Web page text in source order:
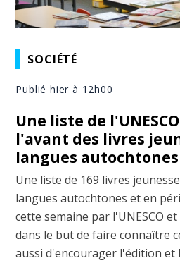
SOCIÉTÉ
Publié hier à 12h00
Une liste de
l'avant des livres
langues autochtones
Une liste de 169 livres
langues autochtones et en
cette semaine par l'UNESCO
dans le but de faire connaître
aussi d'encourager l'édition et